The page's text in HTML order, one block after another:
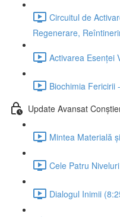
Circuitul de
Regenerare,
Activarea Esenței
Biochimia Fericirii
Update Avansat
Mintea Materială
Cele Patru
Dialogul Inimii